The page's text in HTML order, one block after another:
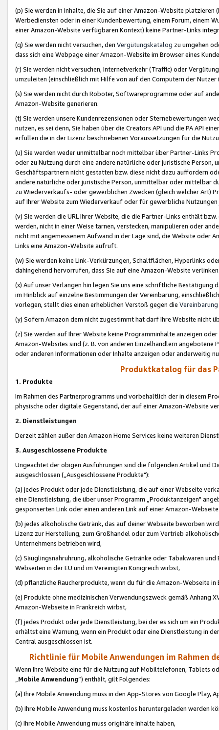
(p) Sie werden in Inhalte, die Sie auf einer Amazon-Website
Werbediensten oder in einer Kundenbewertung, einem Forum, einem
einer Amazon-Website verfügbaren Kontext) keine Partner-Links
(q) Sie werden nicht versuchen, den Vergütungskatalog zu umgehen
dass sich eine Webpage einer Amazon-Website im Browser eines
(r) Sie werden nicht versuchen, Internetverkehr (Traffic) oder
umzuleiten (einschließlich mit Hilfe von auf den Computern der
(s) Sie werden nicht durch Roboter, Softwareprogramme oder auf
Amazon-Website generieren.
(t) Sie werden unsere Kundenrezensionen oder Sternebewertungen
nutzen, es sei denn, Sie haben über die Creators API und die PA API
erfüllen die in der Lizenz beschriebenen Voraussetzungen für die
(u) Sie werden weder unmittelbar noch mittelbar über Partner-Links
oder zu Nutzung durch eine andere natürliche oder juristische
Geschäftspartnern nicht gestatten bzw. diese nicht dazu auffordern
andere natürliche oder juristische Person, unmittelbar oder mittelbar
zu Wiederverkaufs- oder gewerblichen Zwecken (gleich welcher Art)
auf Ihrer Website zum Wiederverkauf oder für gewerbliche
(v) Sie werden die URL Ihrer Website, die die Partner-Links enthält
werden, nicht in einer Weise tarnen, verstecken, manipulieren oder
nicht mit angemessenem Aufwand in der Lage sind, die Website oder
Links eine Amazon-Website aufruft.
(w) Sie werden keine Link-Verkürzungen, Schaltflächen, Hyperlinks
dahingehend hervorrufen, dass Sie auf eine Amazon-Website
(x) Auf unser Verlangen hin legen Sie uns eine schriftliche
im Hinblick auf einzelne Bestimmungen der Vereinbarung,
vorlegen, stellt dies einen erheblichen Verstoß gegen die Vereinbarung
(y) Sofern Amazon dem nicht zugestimmt hat darf Ihre Website nicht
(z) Sie werden auf Ihrer Website keine Programminhalte anzeigen
Amazon-Websites sind (z. B. von anderen Einzelhändlern
oder anderen Informationen oder Inhalte anzeigen oder anderweitig
Produktkatalog für das
1. Produkte
Im Rahmen des Partnerprogramms und vorbehaltlich der in diesem
physische oder digitale Gegenstand, der auf einer Amazon-Website
2. Dienstleistungen
Derzeit zählen außer den Amazon Home Services keine weiteren
3. Ausgeschlossene Produkte
Ungeachtet der obigen Ausführungen sind die folgenden Artikel und
ausgeschlossen („Ausgeschlossene Produkte"):
(a) jedes Produkt oder jede Dienstleistung, die auf einer Webseite
eine Dienstleistung, die über unser Programm „Produktanzeigen"
gesponserten Link oder einen anderen Link auf einer Amazon-
(b) jedes alkoholische Getränk, das auf deiner Webseite beworben
Lizenz zur Herstellung, zum Großhandel oder zum Vertrieb
Unternehmens betrieben wird,
(c) Säuglingsnahruhrung, alkoholische Getränke oder Tabakwaren
Webseiten in der EU und im Vereinigten Königreich wirbst,
(d) pflanzliche Raucherprodukte, wenn du für die Amazon-Webseite in
(e) Produkte ohne medizinischen Verwendungszweck gemäß Anhang
Amazon-Webseite in Frankreich wirbst,
(f) jedes Produkt oder jede Dienstleistung, bei der es sich um ein
erhältst eine Warnung, wenn ein Produkt oder eine Dienstleistung in
Central ausgeschlossen ist.
Richtlinie für Mobile Anwendungen im Rahmen
Wenn Ihre Website eine für die Nutzung auf Mobiltelefonen, Tablets
„Mobile Anwendung“) enthält, gilt Folgendes:
(a) Ihre Mobile Anwendung muss in den App-Stores von Google Play,
(b) Ihre Mobile Anwendung muss kostenlos heruntergeladen werden
(c) Ihre Mobile Anwendung muss originäre Inhalte haben,